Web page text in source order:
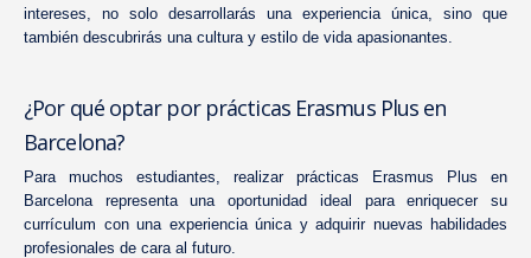
intereses, no solo desarrollarás una experiencia única, sino que
también descubrirás una cultura y estilo de vida apasionantes.
¿Por qué optar por prácticas Erasmus Plus en
Barcelona?
Para muchos estudiantes, realizar prácticas Erasmus Plus en
Barcelona representa una oportunidad ideal para enriquecer su
currículum con una experiencia única y adquirir nuevas habilidades
profesionales de cara al futuro.